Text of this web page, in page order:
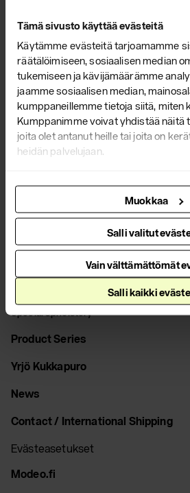
Tämä sivusto käyttää evästeitä
Käytämme evästeitä tarjoamamme
räätälöimiseen, sosiaalisen median
tukemiseen ja kävijämäärämme
jaamme sosiaalisen median,
kumppaneillemme tietoja siitä, miten
Kumppanimme voivat yhdistää näitä
joita olet antanut heille tai joita on
heidän palvelujaan.
Salli kaikki
Muokkaa
Salli valitut
Vain välttämättömät
Products
Chairs
Couches
Office Chairs
Design Finds
Spare Parts
Footstools
Coat Racks
Special Upholstery
Product Series
Yrjö Kukkapuro
News
Contact / International Shipping
Evästeasetukset
Modeo.fi